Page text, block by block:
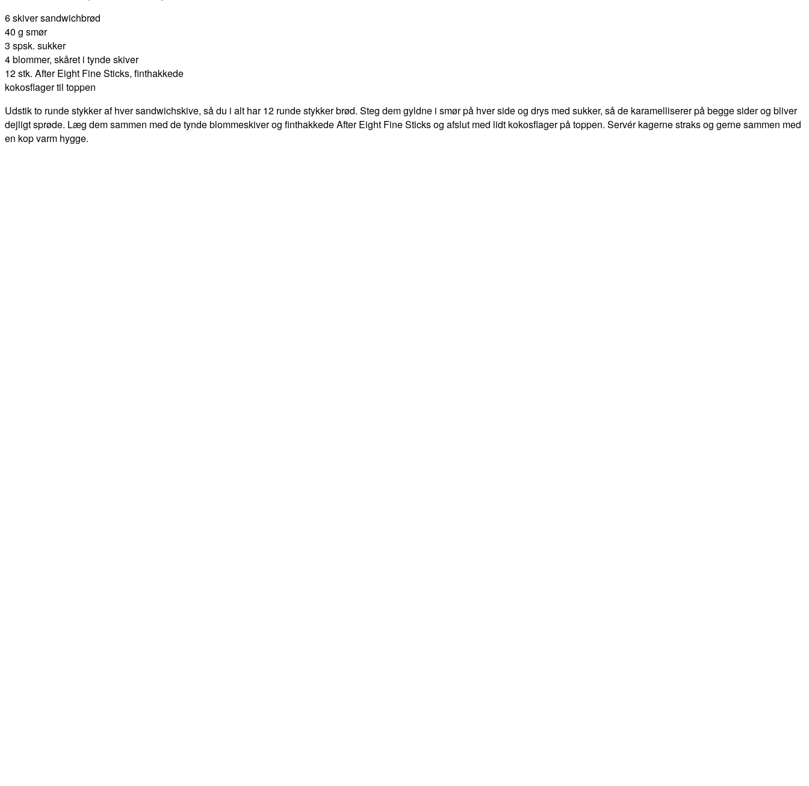
6 skiver sandwichbrød
40 g smør
3 spsk. sukker
4 blommer, skåret i tynde skiver
12 stk. After Eight Fine Sticks, finthakkede
kokosflager til toppen
Udstik to runde stykker af hver sandwichskive, så du i alt har 12 runde stykker brød. Steg dem gyldne i smør på hver side og drys med sukker, så de karamelliserer på begge sider og bliver
dejligt sprøde. Læg dem sammen med de tynde blommeskiver og finthakkede After Eight Fine Sticks og afslut med lidt kokosflager på toppen. Servér kagerne straks og gerne sammen med
en kop varm hygge.